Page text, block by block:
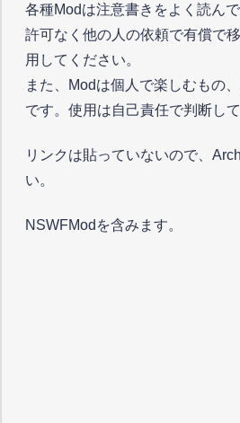
各種Modは注意書きをよく読ん
許可なく他の人の依頼で有償で
用してください。
また、Modは個人で楽しむもの
です。使用は自己責任で判断して
リンクは貼っていないので、
い。
NSWFModを含みます。